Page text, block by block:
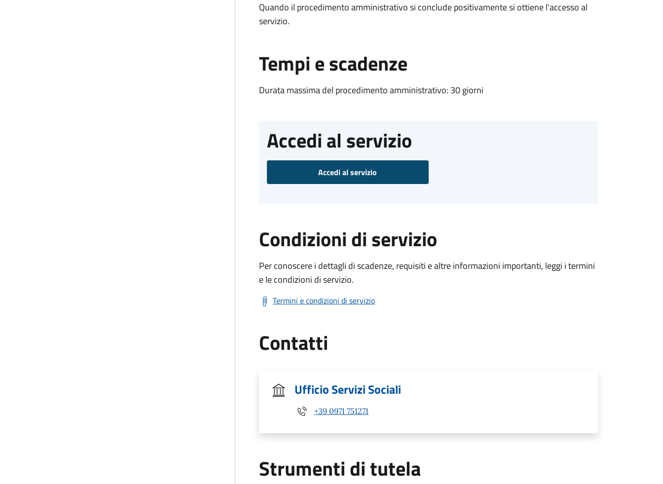
Quando il procedimento amministrativo si conclude positivamente si ottiene l'accesso al
servizio.
Tempi e scadenze
Durata massima del procedimento amministrativo: 30 giorni
Accedi al servizio
Accedi al servizio
Condizioni di servizio
Per conoscere i dettagli di scadenze, requisiti e altre informazioni importanti, leggi i termini
e le condizioni di servizio.
Termini e condizioni di servizio
Contatti
Ufficio Servizi Sociali
+39 0971 751271
Strumenti di tutela